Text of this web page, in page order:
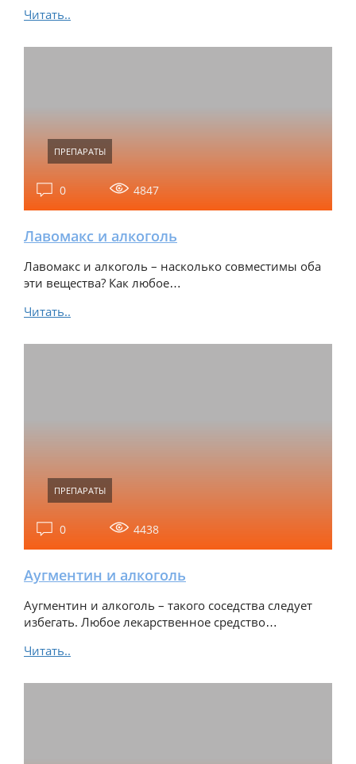
Читать..
ПРЕПАРАТЫ
0 4847
Лавомакс и алкоголь
Лавомакс и алкоголь – насколько совместимы оба
эти вещества? Как любое…
Читать..
ПРЕПАРАТЫ
0 4438
Аугментин и алкоголь
Аугментин и алкоголь – такого соседства следует
избегать. Любое лекарственное средство…
Читать..